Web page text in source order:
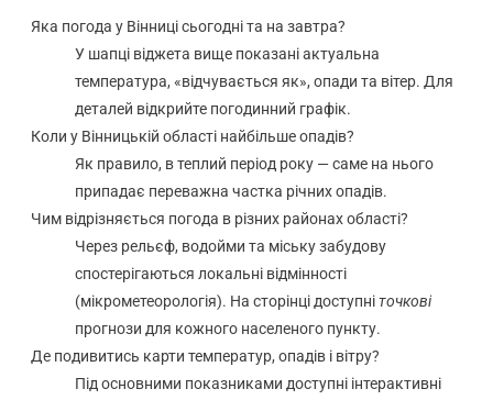
Яка погода у Вінниці сьогодні та на завтра?
У шапці віджета вище показані актуальна
температура, «відчувається як», опади та вітер. Для
деталей відкрийте погодинний графік.
Коли у Вінницькій області найбільше опадів?
Як правило, в теплий період року — саме на нього
припадає переважна частка річних опадів.
Чим відрізняється погода в різних районах області?
Через рельєф, водойми та міську забудову
спостерігаються локальні відмінності
(мікрометеорологія). На сторінці доступніточкові
прогнози для кожного населеного пункту.
Де подивитись карти температур, опадів і вітру?
Під основними показниками доступні інтерактивні